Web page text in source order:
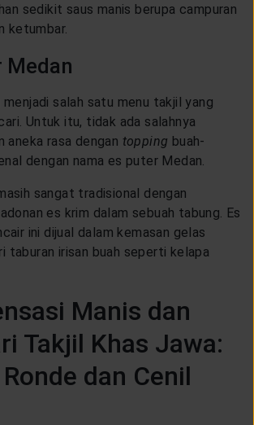
sedikit saus manis berupa campuran
ketumbar.
Medan
menjadi salah satu menu takjil yang
Untuk itu, tidak ada salahnya
aneka rasa dengan topping buah-
dengan nama es puter Medan.
sangat tradisional dengan
es krim dalam sebuah tabung. Es
ini dijual dalam kemasan gelas
taburan irisan buah seperti kelapa
Manis dan
Takjil Khas Jawa:
dan Cenil